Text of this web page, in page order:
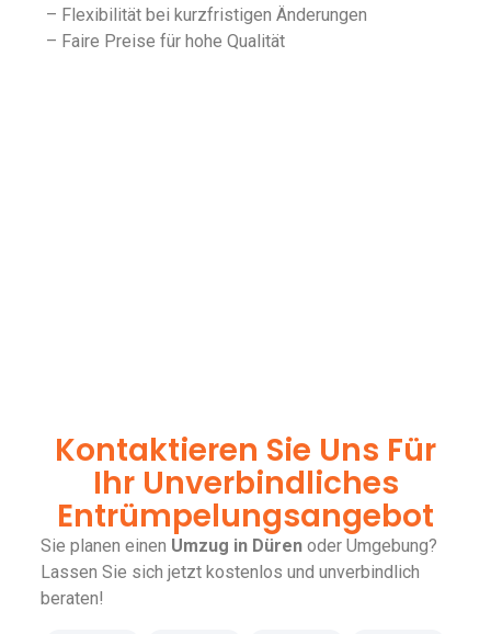
– Flexibilität bei kurzfristigen Änderungen
– Faire Preise für hohe Qualität
Kontaktieren Sie Uns Für
Ihr Unverbindliches
Entrümpelungsangebot
Sie planen einen Umzug in Düren oder Umgebung?
Lassen Sie sich jetzt kostenlos und unverbindlich
beraten!